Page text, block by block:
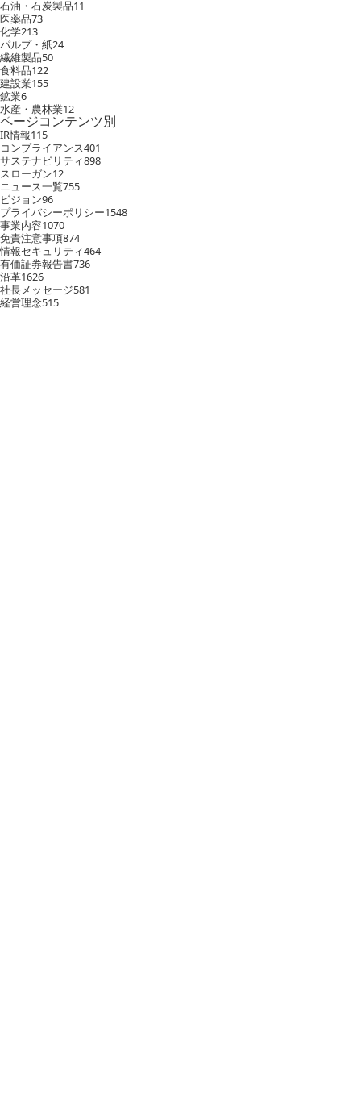
石油・石炭製品11
医薬品73
化学213
パルプ・紙24
繊維製品50
食料品122
建設業155
鉱業6
水産・農林業12
ページコンテンツ別
IR情報115
コンプライアンス401
サステナビリティ898
スローガン12
ニュース一覧755
ビジョン96
プライバシーポリシー1548
事業内容1070
免責注意事項874
情報セキュリティ464
有価証券報告書736
沿革1626
社長メッセージ581
経営理念515